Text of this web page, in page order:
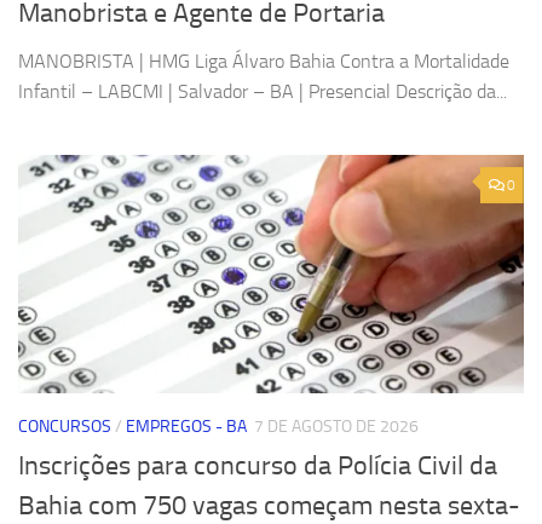
Manobrista e Agente de Portaria
MANOBRISTA | HMG Liga Álvaro Bahia Contra a Mortalidade
Infantil – LABCMI | Salvador – BA | Presencial Descrição da...
0
CONCURSOS / EMPREGOS - BA 7 DE AGOSTO DE 2026
Inscrições para concurso da Polícia Civil da
Bahia com 750 vagas começam nesta sexta-